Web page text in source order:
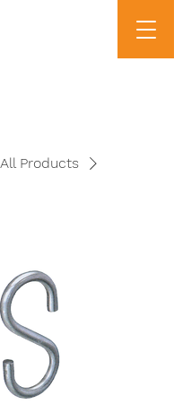
All Products